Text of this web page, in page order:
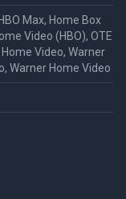
Max, Home Box
Video (HBO), OTE
Video, Warner
Warner Home Video